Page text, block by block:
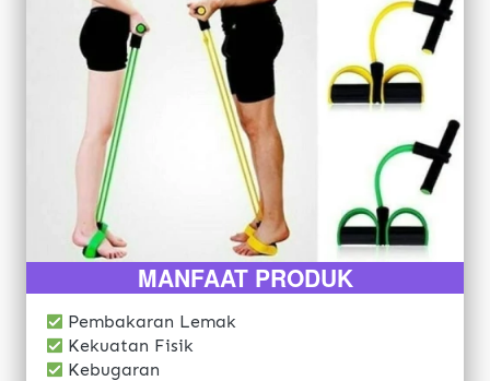
MANFAAT PRODUK
Pembakaran Lemak
Kekuatan Fisik
Kebugaran